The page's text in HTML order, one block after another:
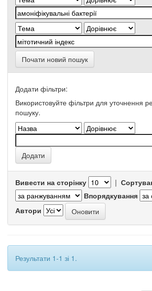
Почати новий пошук
Додати фільтри:
Використовуйте фільтри для уточнення
пошуку.
Вивести на сторінку |
Впорядкування
Автори
Результати 1-1 зі 1.